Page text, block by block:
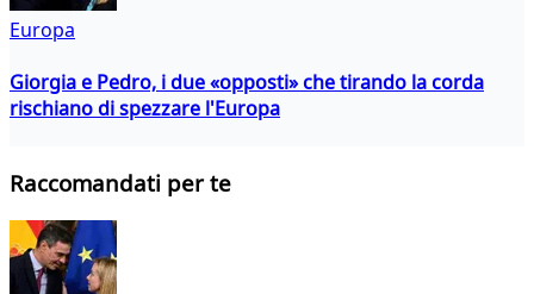
Europa
Giorgia e Pedro, i due «opposti» che tirando la corda
rischiano di spezzare l'Europa
Raccomandati per te